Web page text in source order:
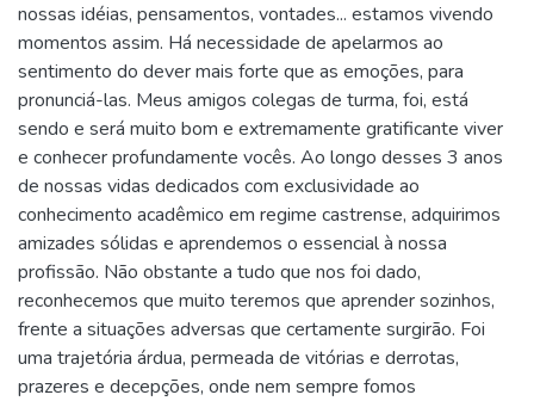
nossas idéias, pensamentos, vontades... estamos vivendo
momentos assim. Há necessidade de apelarmos ao
sentimento do dever mais forte que as emoções, para
pronunciá-las. Meus amigos colegas de turma, foi, está
sendo e será muito bom e extremamente gratificante viver
e conhecer profundamente vocês. Ao longo desses 3 anos
de nossas vidas dedicados com exclusividade ao
conhecimento acadêmico em regime castrense, adquirimos
amizades sólidas e aprendemos o essencial à nossa
profissão. Não obstante a tudo que nos foi dado,
reconhecemos que muito teremos que aprender sozinhos,
frente a situações adversas que certamente surgirão. Foi
uma trajetória árdua, permeada de vitórias e derrotas,
prazeres e decepções, onde nem sempre fomos